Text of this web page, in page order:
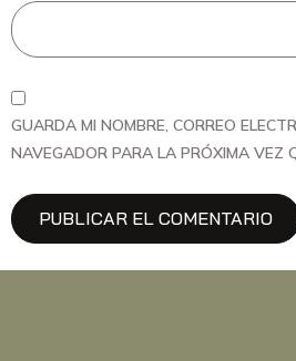
GUARDA MI NOMBRE, CORREO
NAVEGADOR PARA LA PRÓXIMA VEZ